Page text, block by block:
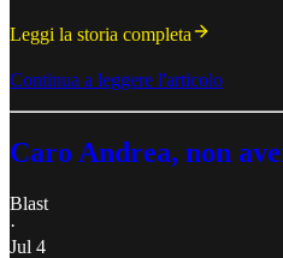
Leggi la storia completa
Continua a leggere l'articolo
Caro Andrea, non
Blast
·
Jul 4